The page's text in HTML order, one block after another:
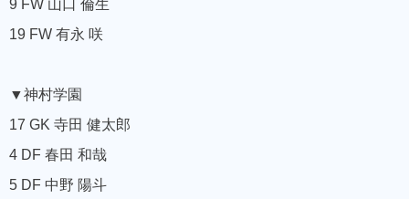
9 FW 山口 倫生
19 FW 有永 咲
▼神村学園
17 GK 寺田 健太郎
4 DF 春田 和哉
5 DF 中野 陽斗